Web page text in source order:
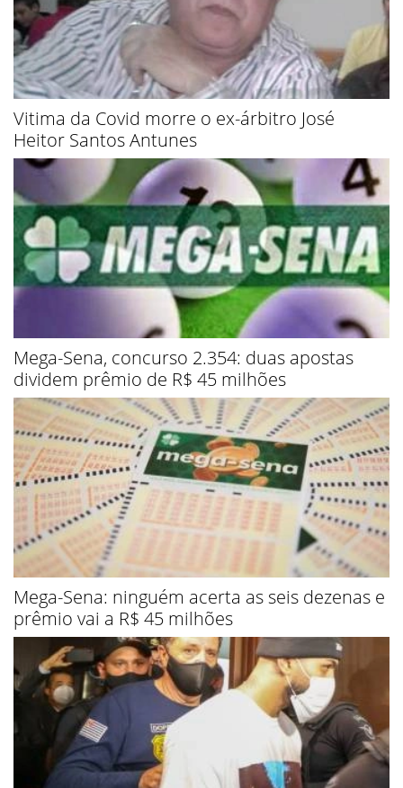
Vitima da Covid morre o ex-árbitro José
Heitor Santos Antunes
Mega-Sena, concurso 2.354: duas apostas
dividem prêmio de R$ 45 milhões
Mega-Sena: ninguém acerta as seis dezenas e
prêmio vai a R$ 45 milhões